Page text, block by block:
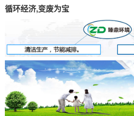
循环经济,变废为宝